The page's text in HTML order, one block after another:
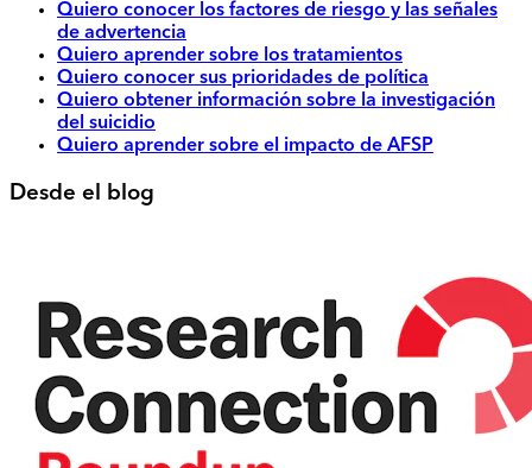
Quiero conocer los factores de riesgo y las señales
de advertencia
Quiero aprender sobre los tratamientos
Quiero conocer sus prioridades de política
Quiero obtener información sobre la investigación
del suicidio
Quiero aprender sobre el impacto de AFSP
Desde el blog